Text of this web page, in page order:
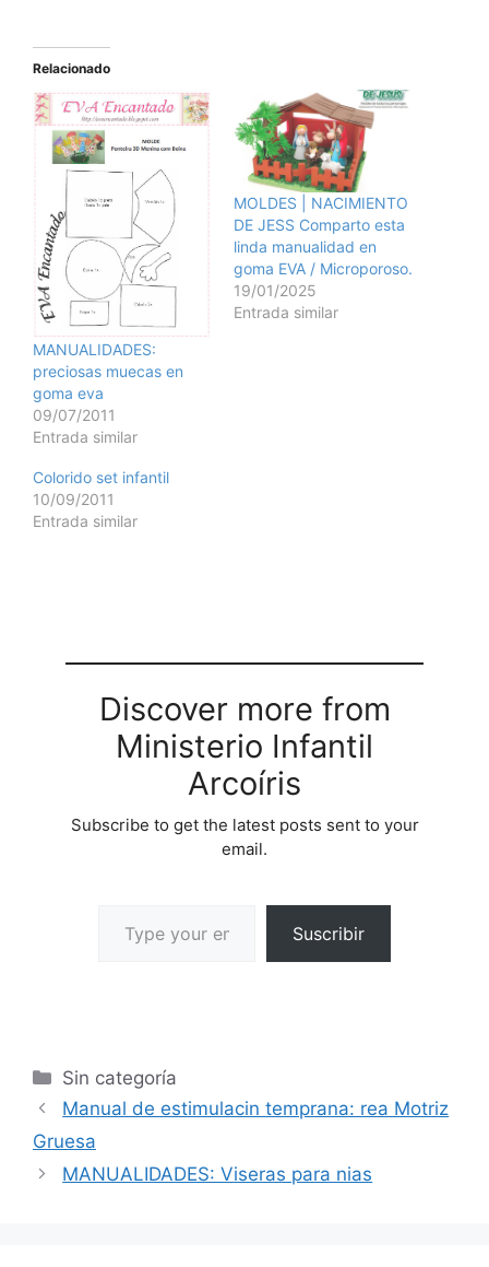
Relacionado
MANUALIDADES:
preciosas muecas en
goma eva
09/07/2011
Entrada similar
MOLDES | NACIMIENTO
DE JESS Comparto esta
linda manualidad en
goma EVA / Microporoso.
19/01/2025
Entrada similar
Colorido set infantil
10/09/2011
Entrada similar
Discover more from
Ministerio Infantil
Arcoíris
Subscribe to get the latest posts sent to your
email.
Suscribir
Sin categoría
Manual de estimulacin temprana: rea Motriz
Gruesa
MANUALIDADES: Viseras para nias